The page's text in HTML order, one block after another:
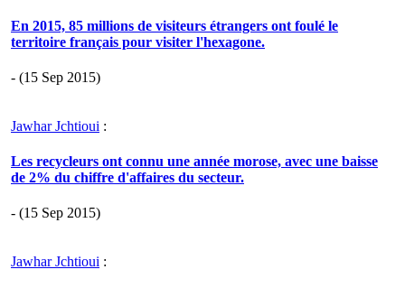
En 2015, 85 millions de visiteurs étrangers ont foulé le
territoire français pour visiter l'hexagone.
- (15 Sep 2015)
Jawhar Jchtioui :
Les recycleurs ont connu une année morose, avec une baisse
de 2% du chiffre d'affaires du secteur.
- (15 Sep 2015)
Jawhar Jchtioui :